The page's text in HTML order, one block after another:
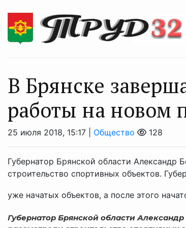
В Брянске
работы на новом
25 июля 2018, 15:17 | Общество 128
Губернатор Брянской области Александр
строительство спортивных объектов.
уже начатых объектов, а после этого
Губернатор Брянской области